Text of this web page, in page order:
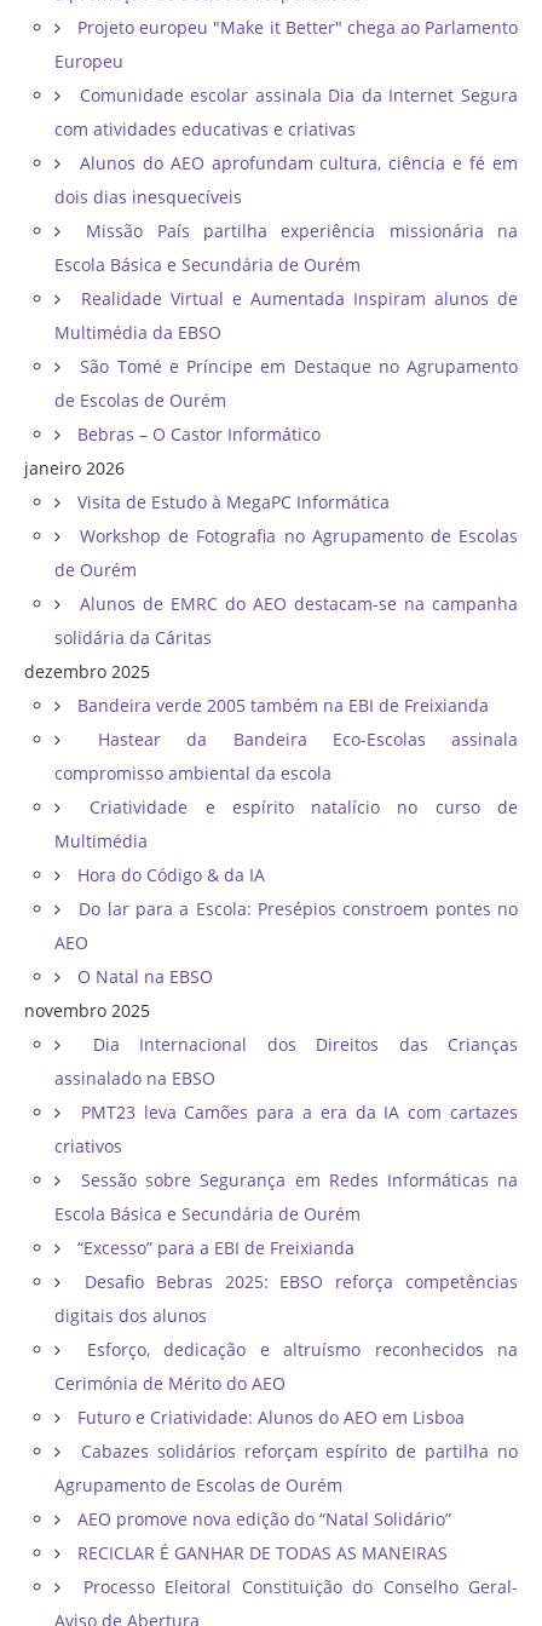
Projeto europeu "Make it Better" chega ao Parlamento
Europeu
Comunidade escolar assinala Dia da Internet Segura
com atividades educativas e criativas
Alunos do AEO aprofundam cultura, ciência e fé em
dois dias inesquecíveis
Missão País partilha experiência missionária na
Escola Básica e Secundária de Ourém
Realidade Virtual e Aumentada Inspiram alunos de
Multimédia da EBSO
São Tomé e Príncipe em Destaque no Agrupamento
de Escolas de Ourém
Bebras – O Castor Informático
janeiro 2026
Visita de Estudo à MegaPC Informática
Workshop de Fotografia no Agrupamento de Escolas
de Ourém
Alunos de EMRC do AEO destacam-se na campanha
solidária da Cáritas
dezembro 2025
Bandeira verde 2005 também na EBI de Freixianda
Hastear da Bandeira Eco-Escolas assinala
compromisso ambiental da escola
Criatividade e espírito natalício no curso de
Multimédia
Hora do Código & da IA
Do lar para a Escola: Presépios constroem pontes no
AEO
O Natal na EBSO
novembro 2025
Dia Internacional dos Direitos das Crianças
assinalado na EBSO
PMT23 leva Camões para a era da IA com cartazes
criativos
Sessão sobre Segurança em Redes Informáticas na
Escola Básica e Secundária de Ourém
“Excesso” para a EBI de Freixianda
Desafio Bebras 2025: EBSO reforça competências
digitais dos alunos
Esforço, dedicação e altruísmo reconhecidos na
Cerimónia de Mérito do AEO
Futuro e Criatividade: Alunos do AEO em Lisboa
Cabazes solidários reforçam espírito de partilha no
Agrupamento de Escolas de Ourém
AEO promove nova edição do “Natal Solidário”
RECICLAR É GANHAR DE TODAS AS MANEIRAS
Processo Eleitoral Constituição do Conselho Geral-
Aviso de Abertura